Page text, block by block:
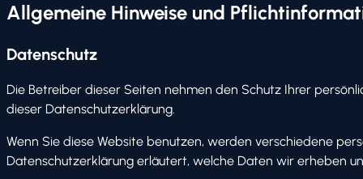
Allgemeine Hinweise und
Datenschutz
Die Betreiber dieser Seiten nehmen den Schutz Ihrer
dieser Datenschutzerklärung.
Wenn Sie diese Website benutzen, werden verschiedene
Datenschutzerklärung erläutert, welche Daten wir erheben